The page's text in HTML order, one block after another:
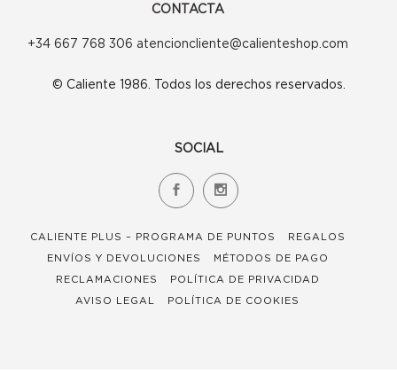
CONTACTA
+34 667 768 306 atencioncliente@calienteshop.com
© Caliente 1986. Todos los derechos reservados.
SOCIAL
CALIENTE PLUS – PROGRAMA DE PUNTOS
REGALOS
ENVÍOS Y DEVOLUCIONES
MÉTODOS DE PAGO
RECLAMACIONES
POLÍTICA DE PRIVACIDAD
AVISO LEGAL
POLÍTICA DE COOKIES